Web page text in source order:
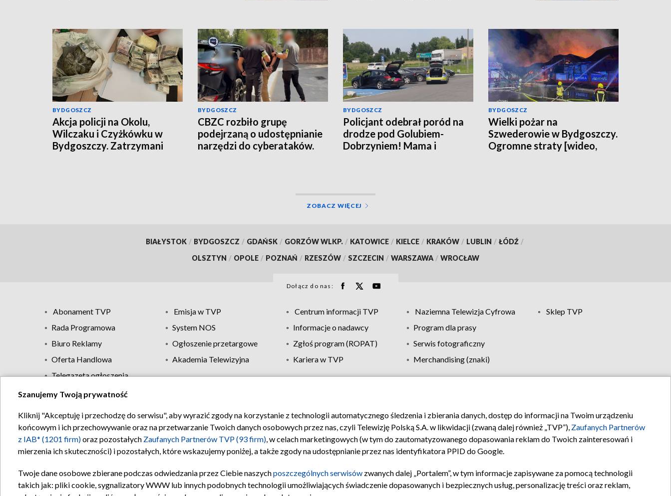
BYDGOSZCZ
Akcja policji na Okolu,
Wilczaku i Czyżkówku w
Bydgoszczy. Zatrzymani
BYDGOSZCZ
CBZC rozbiło grupę
podejrzaną o udostępnianie
narzędzi do cyberataków.
BYDGOSZCZ
Policjant odebrał poród na
drodze pod Golubiem-
Dobrzyniem! Mama i
BYDGOSZCZ
Wielki pożar na
Szwederowie w Bydgoszczy.
Ogromne straty [wideo,
ZOBACZ WIĘCEJ
BIAŁYSTOK / BYDGOSZCZ / GDAŃSK / GORZÓW WLKP. / KATOWICE / KIELCE / KRAKÓW / LUBLIN / ŁÓDŹ /
OLSZTYN / OPOLE / POZNAŃ / RZESZÓW / SZCZECIN / WARSZAWA / WROCŁAW
Dołącz do nas:
Abonament TVP Emisja w TVP Centrum informacji TVP Naziemna Telewizja Cyfrowa
Sklep TVP
Rada Programowa
System NOS Informacje o nadawcy
Program dla prasy
Biuro Reklamy
Ogłoszenie przetargowe Zgłoś program (ROPAT)
Serwis fotograficzny
Oferta Handlowa
Akademia Telewizyjna Kariera w TVP
Merchandising (znaki)
Telegazeta ogłoszenia
Regulamin TVP Polityka prywatności Moje zgody Pomoc Biuro reklamy Kontakt
Szanujemy Twoją prywatność
Kliknij "Akceptuję i przechodzę do serwisu", aby wyrazić zgody na korzystanie z technologii automatycznego śledzenia i zbierania danych, dostęp do informacji na Twoim urządzeniu
końcowym i ich przechowywanie oraz na przetwarzanie Twoich danych osobowych przez nas, czyli Telewizję Polską S.A. w likwidacji (zwaną dalej również „TVP”), Zaufanych Partnerów
z IAB* (1201 firm)oraz pozostałych Zaufanych Partnerów TVP (93 firm), w celach marketingowych (w tym do zautomatyzowanego dopasowania reklam do Twoich zainteresowań i
mierzenia ich skuteczności) i pozostałych, które wskazujemy poniżej, a także zgody na udostępnianie przez nas identyfikatora PPID do Google.
Twoje dane osobowe zbierane podczas odwiedzania przez Ciebie naszychposzczególnych serwisów zwanych dalej „Portalem”, w tym informacje zapisywane za pomocą technologii
takich jak: pliki cookie, sygnalizatory WWW lub innych podobnych technologii umożliwiających świadczenie dopasowanych i bezpiecznych usług, personalizację treści oraz reklam,